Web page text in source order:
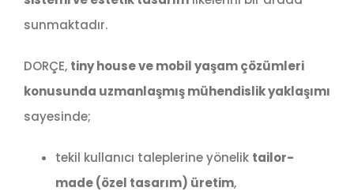
sunmaktadır.
DORÇE, tiny house ve mobil yaşam çözümleri
konusunda uzmanlaşmış mühendislik yaklaşımı
sayesinde;
tekil kullanıcı taleplerine yönelik tailor-
made (özel tasarım) üretim,